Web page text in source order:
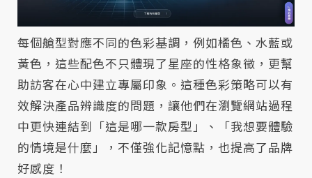
每個艙型對應不同的色彩基調，例如橘色、水藍或
黃色，這些配色不只體現了星座的性格象徵，更幫
助訪客在心中建立專屬印象。這種色彩策略可以有
效解決產品辨識度的問題，讓他們在瀏覽網站過程
中更快連結到「這是哪一款房型」、「我想要體驗
的情境是什麼」，不僅強化記憶點，也提高了品牌
好感度！